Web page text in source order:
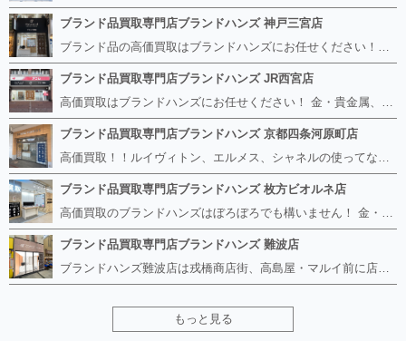
ブランド品買取専門店ブランドハンズ 神戸三宮店
ブランド品の高価買取はブランドハンズにお任せください！！ 高騰し続けている金・貴金属はもちろん、ルイヴィトン、エルメス、シャネル、ロレックスは特に力を入れております。 その他ブランド食器、銀シルバー製品、美容機器、脱毛器、スマホなど幅広く取り扱っております！ 鑑定士は経験豊富で親切丁寧な対応を心がけております。 鑑定書がないものでもしっかり見させて頂きます。
ブランド品買取専門店ブランドハンズ JR西宮店
高価買取はブランドハンズにお任せください！ 金・貴金属、ルイヴィトン、エルメス、シャネル、ロレックスは特に力を入れておりますが、 他店で断られたボロボロになったバッグや財布、壊れたブランド品、時計、千切れた貴金属もお買取り可能です。 経験豊富な鑑定士が宝石やダイヤモンドの鑑定書がないものでもしっかり見させて頂きます。 その他ブランド食器、銀シルバー製品、美容機器、脱毛器、スマホなど幅広く取り扱っております！ 是非お気軽にお越しください。
ブランド品買取専門店ブランドハンズ 京都四条河原町店
高価買取！！ルイヴィトン、エルメス、シャネルの使ってないものなど ブランドハンズならボロボロでも構いません。 他店に断られたものも当店ならお買取り可能です！ ロレックスやフェンディ、グッチも大歓迎です！ ブランド品や貴金属、時計、宝石、ダイヤモンドは特に高価買取ですのでお査定だけでもお待ちしております。
ブランド品買取専門店ブランドハンズ 枚方ビオルネ店
高価買取のブランドハンズはぼろぼろでも構いません！ 金・貴金属、ルイヴィトンやエルメス、シャネルの使ってないものはございませんか？ 他店に断られたものも当店ならお買取り可能です！ ロレックスやフェンディ、グッチも大歓迎！ ブランド品や貴金属、時計、宝石、ダイヤモンドは特に高価買取ですがブランド食器、スマホ、美容機器、銀製品など幅広く取り扱っております。
ブランド品買取専門店ブランドハンズ 難波店
ブランドハンズ難波店は戎橋商店街、高島屋・マルイ前に店舗があります！ ボロボロのルイヴィトン、エルメス、シャネルも高価買取！！ ぼろぼろのものでもブランドハンズなら高くお買取り致します！ ブランド香水や化粧品、動かない時計、ロレックスは特に高価買取です。 貴金属や宝石、ダイヤモンドの鑑定書がないものでもしっかり見させて頂きます。 是非お気軽にお越しください。
もっと見る